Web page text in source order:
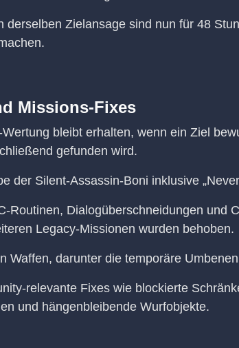
derselben Zielansage sind nun für 48
Missions-Fixes
bleibt erhalten, wenn ein Ziel
gefunden wird.
der Silent-Assassin-Boni inklusive
Routinen, Dialogüberschneidungen und
Legacy-Missionen wurden behoben.
Waffen, darunter die temporäre
relevante Fixes wie blockierte
und hängenbleibende Wurfobjekte.